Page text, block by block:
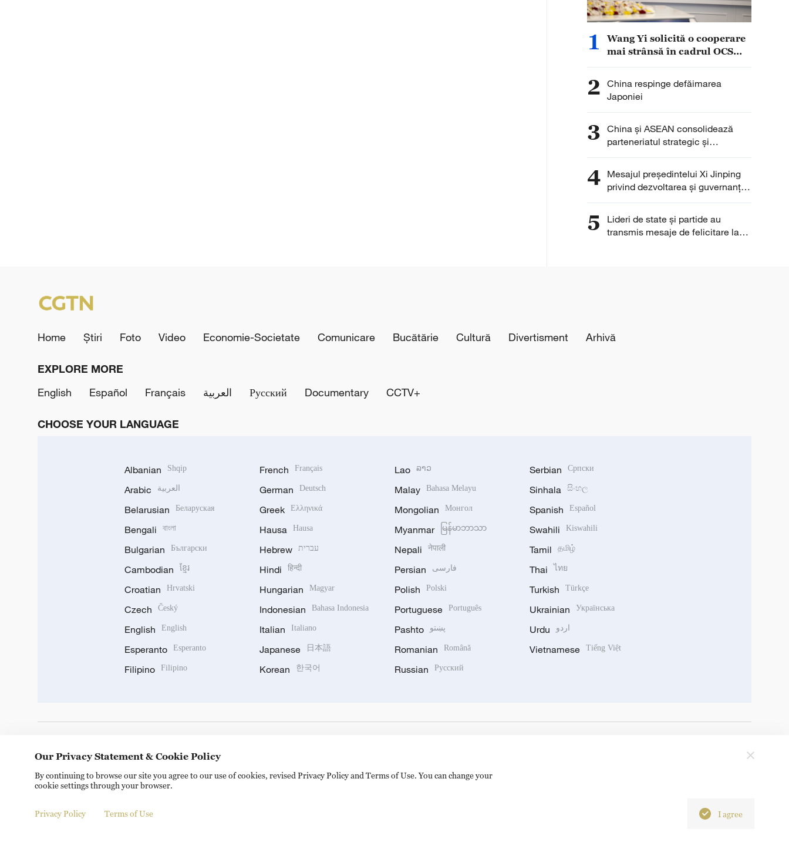
1
Wang Yi solicită o cooperare
mai strânsă în cadrul OCS
2 China respinge defăimarea
Japoniei
3 China și ASEAN consolidează
parteneriatul strategic și
cooperarea regională
4 Mesajul președintelui Xi Jinping
privind dezvoltarea și guvernanța
IA rezonează cu lumea
5
Lideri de state și partide au
transmis mesaje de felicitare la
Home Știri Foto Video Economie-Societate Comunicare Bucătărie Cultură Divertisment Arhivă
EXPLORE MORE
English
Español Français العربية Русский Documentary CCTV+
CHOOSE YOUR LANGUAGE
Albanian Shqip
Arabic العربية
Belarusian Беларуская
Bengali বাংলা
Bulgarian Български
Cambodian ខ្មែរ
Croatian Hrvatski
Czech Český
English English
Esperanto Esperanto
Filipino Filipino
French Français
German Deutsch
Greek Ελληνικά
Hausa Hausa
Hebrew עברית
Hindi हिन्दी
Hungarian Magyar
Indonesian Bahasa Indonesia
Italian Italiano
Japanese 日本語
Korean 한국어
Lao ລາວ
Malay Bahasa Melayu
Mongolian Монгол
Myanmar မြန်မာဘာသာ
Nepali नेपाली
Persian فارسی
Polish Polski
Portuguese Português
Pashto پښتو
Romanian Română
Russian Русский
Serbian Српски
Sinhala සිංහල
Spanish Español
Swahili Kiswahili
Tamil தமிழ்
Thai ไทย
Turkish Türkçe
Ukrainian Українська
Urdu اردو
Vietnamese Tiếng Việt
Copyright © 2024 CGTN. 京ICP备20000184号
Our Privacy Statement & Cookie Policy
By continuing to browse our site you agree to our use of cookies, revised Privacy Policy and Terms of Use. You can change your
cookie settings through your browser.
Privacy Policy Terms of Use I agree